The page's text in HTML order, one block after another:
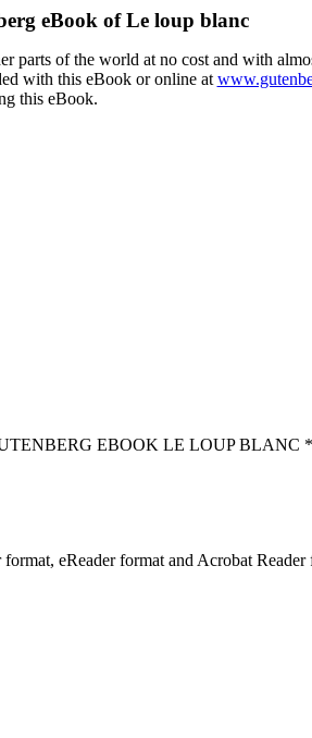
eBook ofLe loup blanc
parts of the world at no cost and with
with this eBook or online at
this eBook.
EBOOK LE LOUP BLANC
eReader format and Acrobat Reader